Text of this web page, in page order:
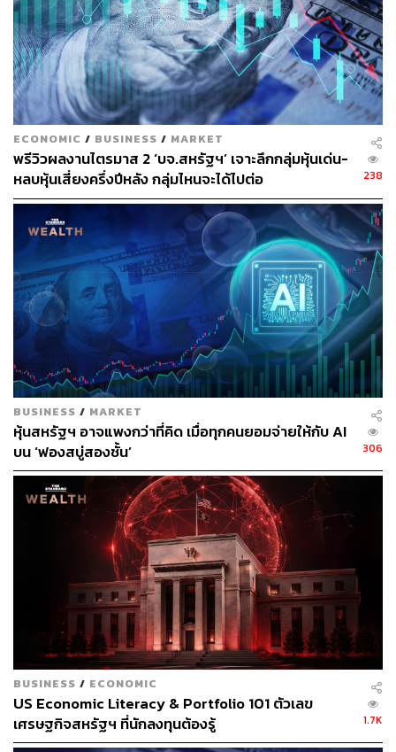
สหรัฐฯ
Dow 30 ปิดที่ 27462.11 เพิ่มขึ้น 114.75 (0.42%)
S&P500 ปิดที่ 3078.27 เพิ่มขึ้น 11.36 (0.37%)
Nasdaq ปิดที่ 8433.2 เพิ่มขึ้น 46.8 (0.56%)
ยุโรป
DAX ปิดที่ 13136.28 เพิ่มขึ้น 175.23 (1.35%)
FTSE 100 ปิดที่ 7369.69 เพิ่มขึ้น 67.27 (0.92%)
Euro Stoxx 50 ปิดที่ 3665.21 เพิ่มขึ้น 41.47 (1.14%)
FTSE MIB ปิดที่ 23311.43 เพิ่มขึ้น 377.11 (1.64%)
เอเชีย
Nikkei 225 ปิดที่ 22850.77 ลดลง -76.27 (-0.33%)
S&P/ASX 200 ปิดที่ 6686.9 เพิ่มขึ้น 17.8 (0.27%)
Shanghai ปิดที่ 2975.49 เพิ่มขึ้น 17.29 (0.58%)
SZSE Component ปิดที่ 9868.13 เพิ่มขึ้น 65.8 (0.67%)
China A50 ปิดที่ 14257.67 เพิ่มขึ้น 93.11 (0.66%)
Hang Seng ปิดที่ 27547.3 เพิ่มขึ้น 446.54 (1.65%)
Taiwan Weighted ปิดที่ 11556.85 เพิ่มขึ้น 157.32
(1.38%)
SET ปิดที่ 1622.25 เพิ่มขึ้น 29.73 (1.87%)
KOSPI ปิดที่ 2130.24 เพิ่มขึ้น 30.04 (1.43%)
IDX Composite ปิดที่ 6180.34 ลดลง -26.85 (-0.43%)
BSE Sensex ปิดที่ 40301.96 เพิ่มขึ้น 136.93 (0.34%)
PSEi Composite ปิดที่ 8059.65 เพิ่มขึ้น 82.53 (1.03%)
Commodity
ราคาน้ำมัน WTI ปิดที่ 56.95 ดอลลาร์ต่อบาร์เรล เพิ่ม
ขึ้น 0.75 (1.33%)
ราคาน้ำมันเบรนท์ ปิดที่ 62.31 ดอลลาร์ต่อบาร์เรล เพิ่ม
ขึ้น 0.62 (1.01%)
ราคาทองคำ ปิดที่ 1511.55 ดอลลาร์ต่อออนซ์ เพิ่มขึ้น
ECONOMIC / BUSINESS / MARKET
พรีวิวผลงานไตรมาส 2 ‘บจ.สหรัฐฯ’ เจาะลึกกลุ่มหุ้นเด่น-
หลบหุ้นเสี่ยงครึ่งปีหลัง กลุ่มไหนจะได้ไปต่อ
238
BUSINESS / MARKET
หุ้นสหรัฐฯ อาจแพงกว่าที่คิด เมื่อทุกคนยอมจ่ายให้กับ AI
บน ‘ฟองสบู่สองชั้น’
306
BUSINESS / ECONOMIC
US Economic Literacy & Portfolio 101 ตัวเลข
เศรษฐกิจสหรัฐฯ ที่นักลงทุนต้องรู้
1.7K